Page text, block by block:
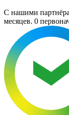
C нашими
месяцев. 0